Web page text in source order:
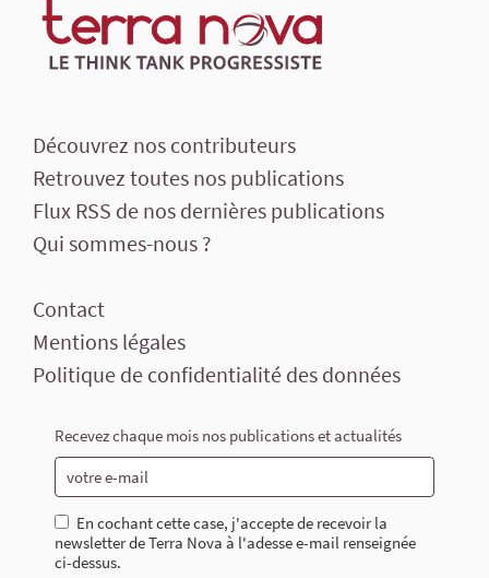
Découvrez nos contributeurs
Retrouvez toutes nos publications
Flux RSS de nos dernières publications
Qui sommes-nous ?
Contact
Mentions légales
Politique de confidentialité des données
Recevez chaque mois nos publications et actualités
En cochant cette case, j'accepte de recevoir la
newsletter de Terra Nova à l'adesse e-mail renseignée
ci-dessus.